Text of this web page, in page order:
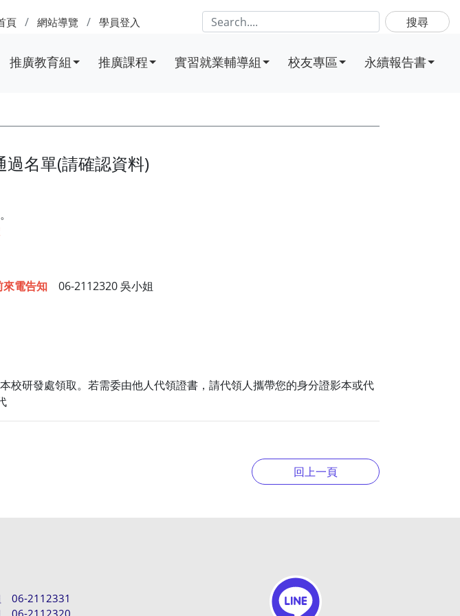
頁 網站導覽 學員登入 搜尋
推廣教育組 推廣課程 實習就業輔導組 校友專區 永續報告書
過名單(請確認資料)
電告知
06-2112320 吳小姐
校研發處領取。若需委由他人代領證書，請代領人攜帶您的身分證影本或代
06-2112331
06-2112320